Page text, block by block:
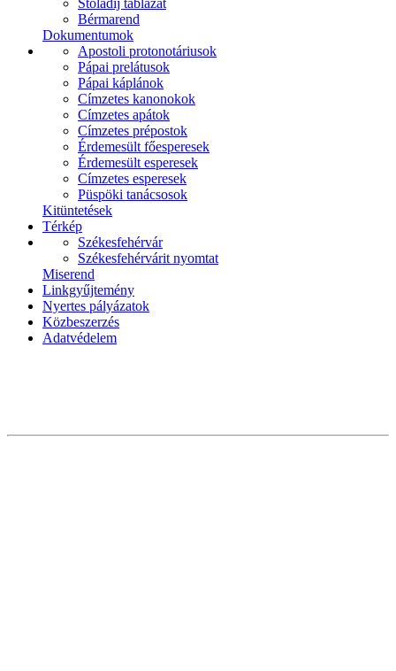
Stóladíj táblázat
Bérmarend
Dokumentumok
Apostoli protonotáriusok
Pápai prelátusok
Pápai káplánok
Címzetes kanonokok
Címzetes apátok
Címzetes prépostok
Érdemesült főesperesek
Érdemesült esperesek
Címzetes esperesek
Püspöki tanácsosok
Kitüntetések
Térkép
Székesfehérvár
Székesfehérvárit nyomtat
Miserend
Linkgyűjtemény
Nyertes pályázatok
Közbeszerzés
Adatvédelem